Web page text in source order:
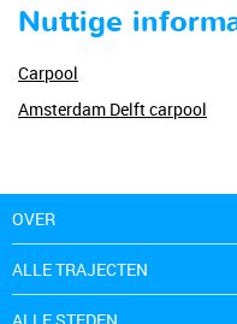
Nuttige
Carpool
Amsterdam Delft carpool
OVER
ALLE TRAJECTEN